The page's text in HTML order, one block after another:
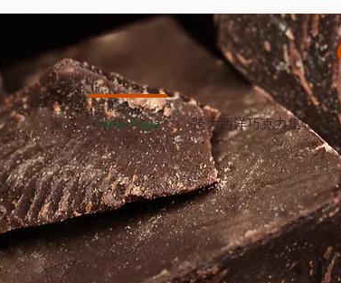
家 New Page 跨大西洋巧克力集體